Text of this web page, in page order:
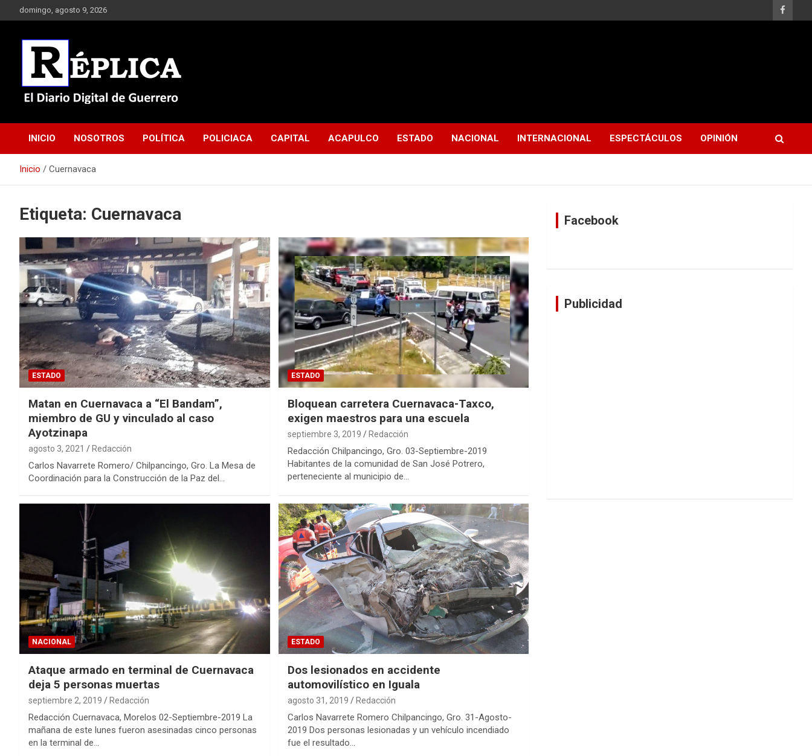
al
domingo, agosto 9, 2026
Réplica
INICIO NOSOTROS POLÍTICA POLICIACA CAPITAL ACAPULCO ESTADO NACIONAL INTERNACIONAL ESPECTÁCULOS OPINIÓN
Inicio Cuernavaca
Etiqueta: Cuernavaca
ESTADO
Matan en Cuernavaca a “El Bandam”,
miembro de GU y vinculado al caso
Ayotzinapa
agosto 3, 2021 Redacción
Carlos Navarrete Romero/ Chilpancingo, Gro. La Mesa de
Coordinación para la Construcción de la Paz del…
ESTADO
Bloquean carretera Cuernavaca-Taxco,
exigen maestros para una escuela
septiembre 3, 2019 Redacción
Redacción Chilpancingo, Gro. 03-Septiembre-2019
Habitantes de la comunidad de San José Potrero,
perteneciente al municipio de…
NACIONAL
Ataque armado en terminal de Cuernavaca
deja 5 personas muertas
septiembre 2, 2019 Redacción
Redacción Cuernavaca, Morelos 02-Septiembre-2019 La
mañana de este lunes fueron asesinadas cinco personas
en la terminal de…
ESTADO
Dos lesionados en accidente
automovilístico en Iguala
agosto 31, 2019 Redacción
Carlos Navarrete Romero Chilpancingo, Gro. 31-Agosto-
2019 Dos personas lesionadas y un vehículo incendiado
fue el resultado…
Facebook
Publicidad